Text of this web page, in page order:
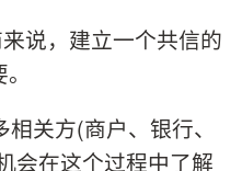
说，建立一个共信的
关方(商户、银行、
会在这个过程中了解